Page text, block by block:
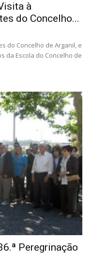
à
do Concelho...
do Concelho de Arganil, e
da Escola do Concelho de
Peregrinação